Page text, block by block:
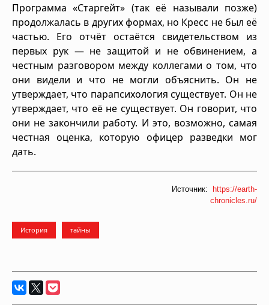
Программа «Старгейт» (так её называли позже)
продолжалась в других формах, но Кресс не был её
частью. Его отчёт остаётся свидетельством из
первых рук — не защитой и не обвинением, а
честным разговором между коллегами о том, что
они видели и что не могли объяснить. Он не
утверждает, что парапсихология существует. Он не
утверждает, что её не существует. Он говорит, что
они не закончили работу. И это, возможно, самая
честная оценка, которую офицер разведки мог
дать.
Источник:
https://earth-
chronicles.ru/
История тайны